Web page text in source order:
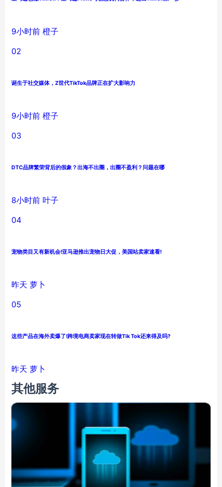
9小时前 橙子
02
诞生于社交媒体，Z世代TikTok品牌正在扩大影响力
9小时前 橙子
03
DTC品牌繁荣背后的假象？出海不出圈，出圈不盈利？问题在哪
8小时前 叶子
04
宠物类目又有新机会!亚马逊推出宠物日大促，美国站卖家速看!
昨天 萝卜
05
这些产品在海外卖爆了!跨境电商卖家现在转做Tik Tok还来得及吗?
昨天 萝卜
其他服务